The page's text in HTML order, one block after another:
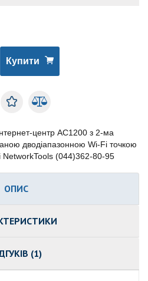
Купити
центр AC1200 з 2-ма
дводіапазонною Wi-Fi точкою
NetworkTools (044)362-80-95
ОПИС
(1)